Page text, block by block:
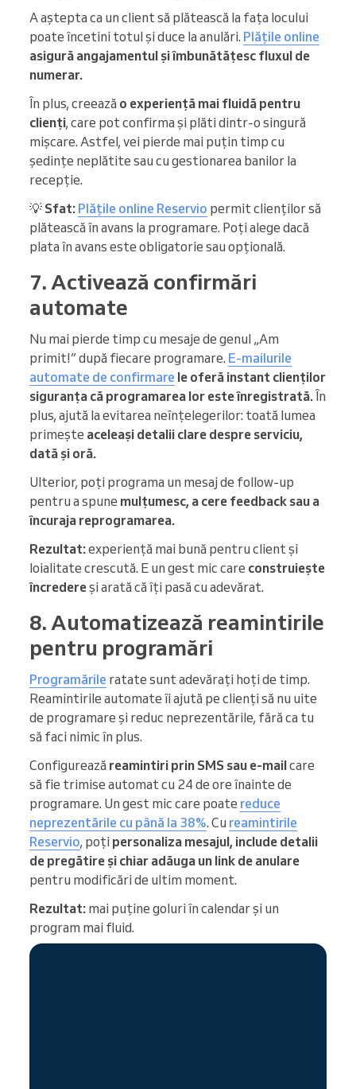
A aștepta ca un client să plătească la fața locului
poate încetini totul și duce la anulări. Plățile online
asigură angajamentul și îmbunătățesc fluxul de
numerar.
În plus, creează o experiență mai fluidă pentru
clienți, care pot confirma și plăti dintr-o singură
mișcare. Astfel, vei pierde mai puțin timp cu
ședințe neplătite sau cu gestionarea banilor la
recepție.
💡 Sfat: Plățile online Reservio permit clienților să
plătească în avans la programare. Poți alege dacă
plata în avans este obligatorie sau opțională.
7. Activează confirmări
automate
Nu mai pierde timp cu mesaje de genul „Am
primit!” după fiecare programare. E-mailurile
automate de confirmare le oferă instant clienților
siguranța că programarea lor este înregistrată.În
plus, ajută la evitarea neînțelegerilor: toată lumea
primește aceleași detalii clare despre serviciu,
dată și oră.
Ulterior, poți programa un mesaj de follow-up
pentru a spune mulțumesc, a cere feedback sau a
încuraja reprogramarea.
Rezultat:experiență mai bună pentru client și
loialitate crescută. E un gest mic care construiește
încredereși arată că îți pasă cu adevărat.
8. Automatizează reamintirile
pentru programări
Programările ratate sunt adevărați hoți de timp.
Reamintirile automate îi ajută pe clienți să nu uite
de programare și reduc neprezentările, fără ca tu
să faci nimic în plus.
Configurează reamintiri prin SMS sau e-mailcare
să fie trimise automat cu 24 de ore înainte de
programare. Un gest mic care poate reduce
neprezentările cu până la 38%. Cu reamintirile
Reservio, poți personaliza mesajul, include detalii
de pregătire și chiar adăuga un link de anulare
pentru modificări de ultim moment.
Rezultat: mai puține goluri în calendar și un
program mai fluid.